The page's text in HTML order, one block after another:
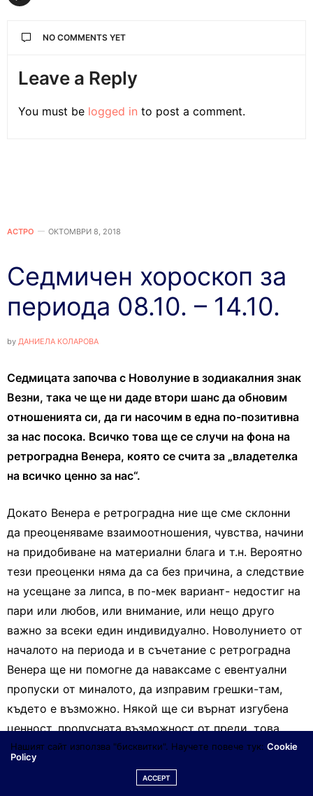
NO COMMENTS YET
Leave a Reply
You must be logged in to post a comment.
АСТРО ОКТОМВРИ 8, 2018
Седмичен хороскоп за
периода 08.10. – 14.10.
by ДАНИЕЛА КОЛАРОВА
Седмицата започва с Новолуние в зодиакалния знак
Везни, така че ще ни даде втори шанс да обновим
отношенията си, да ги насочим в една по-позитивна
за нас посока. Всичко това ще се случи на фона на
ретроградна Венера, която се счита за „владетелка
на всичко ценно за нас“.
Докато Венера е ретроградна ние ще сме склонни
да преоценяваме взаимоотношения, чувства, начини
на придобиване на материални блага и т.н. Вероятно
тези преоценки няма да са без причина, а следствие
на усещане за липса, в по-мек вариант- недостиг на
пари или любов, или внимание, или нещо друго
важно за всеки един индивидуално. Новолунието от
началото на периода и в съчетание с ретроградна
Венера ще ни помогне да наваксаме с евентуални
пропуски от миналото, да изправим грешки-там,
където е възможно. Някой ще си върнат изгубена
ценност, пропусната възможност от преди, това
може и да е стара любов…вариантите са много, а
обединяващо правило е, че е нещо важно за нас и
такова, което ни се полага…
Нашият сайт използва "бисквитки". Научете повече тук: Cookie
Policy
ACCEPT